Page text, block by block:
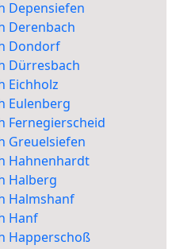
Depensiefen
Derenbach
Dondorf
Dürresbach
Eichholz
Eulenberg
Fernegierscheid
Greuelsiefen
Hahnenhardt
Halberg
Halmshanf
Hanf
Happerschoß